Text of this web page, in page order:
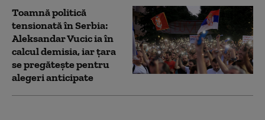
Toamnă politică
tensionată în Serbia:
Aleksandar Vucic ia în
calcul demisia, iar țara
se pregătește pentru
alegeri anticipate